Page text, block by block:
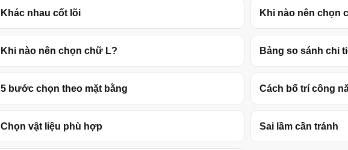
Khác nhau cốt lõi Khi nào nên chọn
Khi nào nên chọn chữ L? Bảng so sánh chi
5 bước chọn theo mặt bằng Cách bố trí công
Chọn vật liệu phù hợp Sai lầm cần tránh